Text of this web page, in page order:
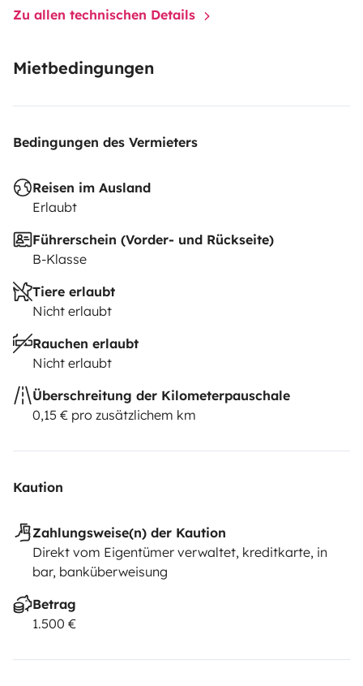
Zu allen technischen Details
Mietbedingungen
Bedingungen des Vermieters
Reisen im Ausland
Erlaubt
Führerschein (Vorder- und Rückseite)
B-Klasse
Tiere erlaubt
Nicht erlaubt
Rauchen erlaubt
Nicht erlaubt
Überschreitung der Kilometerpauschale
0,15 € pro zusätzlichem km
Kaution
Zahlungsweise(n) der Kaution
Direkt vom Eigentümer verwaltet, kreditkarte, in
bar, banküberweisung
Betrag
1.500 €